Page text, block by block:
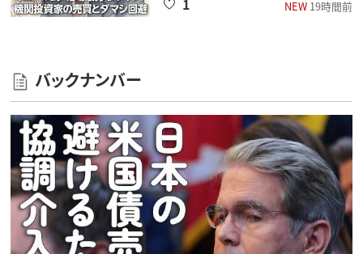
NEW19時間前
1
バックナンバー